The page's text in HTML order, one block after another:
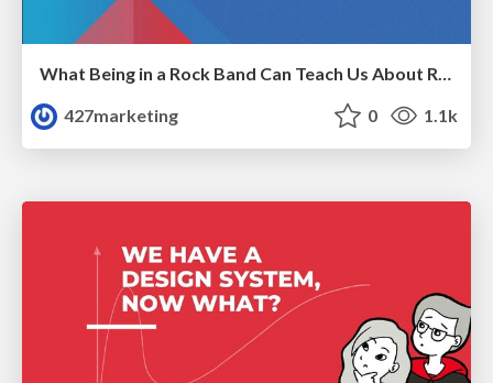
What Being in a Rock Band Can Teach Us About Real World SEO
427marketing
0 1.1k